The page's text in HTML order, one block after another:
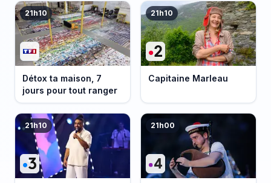
21h10
Détox ta maison, 7
jours pour tout ranger
21h10
Capitaine Marleau
21h10 21h00